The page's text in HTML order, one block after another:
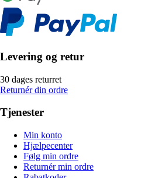
Levering og retur
30 dages returret
Returnér din ordre
Tjenester
Min konto
Hjælpecenter
Følg min ordre
Returnér min ordre